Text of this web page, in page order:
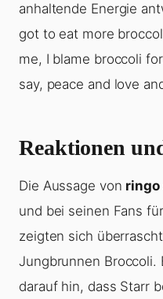
anhaltende Energie
got to eat more
me, I blame broccoli
say, peace and love
Reaktionen
Die Aussage von
und bei seinen Fans
zeigten sich
Jungbrunnen Broccoli.
darauf hin, dass Starr